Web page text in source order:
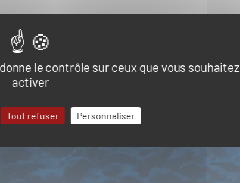
le contrôle sur ceux que vous souhaitez
activer
Tout refuser Personnaliser
Bretagne Atlantique